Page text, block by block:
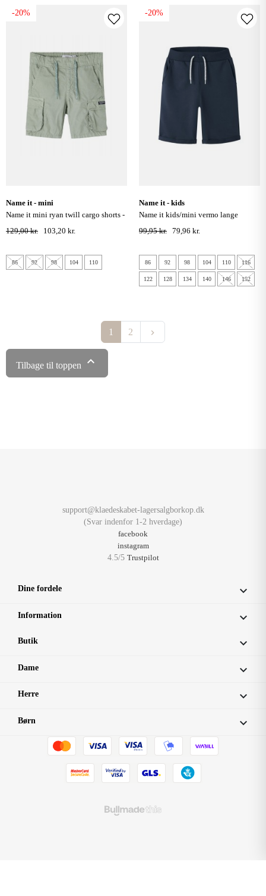
-20%
name it - mini
name it mini ryan twill cargo shorts -
iceberg green
129,00 kr. 103,20 kr.
86 92 98 104 110
-20%
name it - kids
name it kids/mini vermo lange
sweatshorts - dark sapphire
99,95 kr. 79,96 kr.
86 92 98 104 110 116
122 128 134 140 146 152
1 2 keyboard_arrow_right
Tilbage til toppen 
support@klaedeskabet-lagersalgborkop.dk
(Svar indenfor 1-2 hverdage)
facebook
instagram
4.5/5 Trustpilot
Dine fordele 
Information 
Butik 
Dame 
Herre 
Børn 